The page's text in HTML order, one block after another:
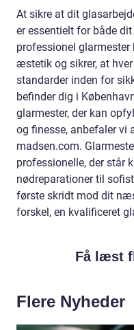
At sikre at dit
er essentielt for både
professionel
æstetik og sikrer, at
standarder inden for
befinder dig i
glarmester, der kan
og finesse, anbefaler vi
madsen.com.
professionelle, der står
nødreparationer til
første skridt mod dit
forskel, en kvalificeret
Få læst
Flere Nyheder